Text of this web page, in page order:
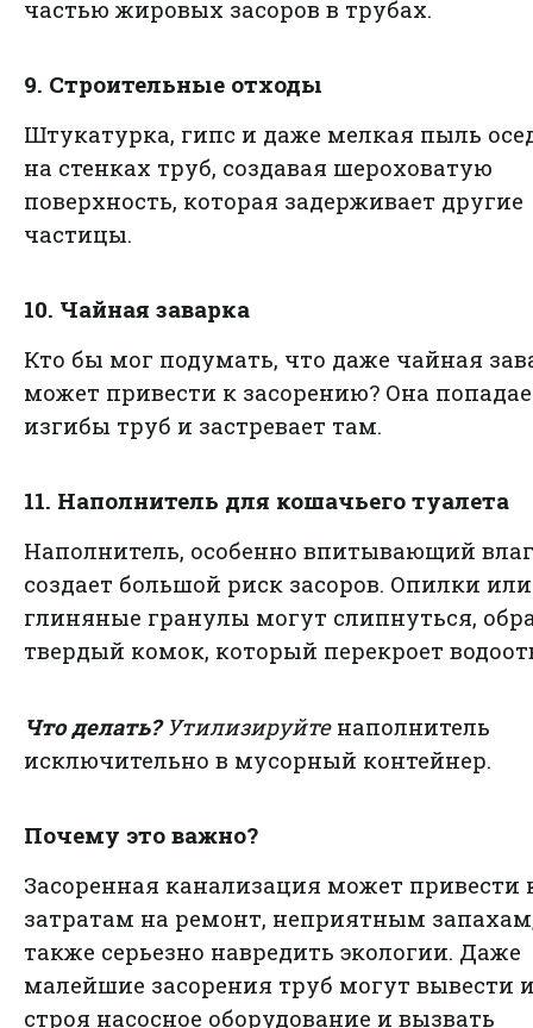
частью жировых засоров в трубах.
9. Строительные отходы
Штукатурка, гипс и даже мелкая пыль
на стенках труб, создавая шероховатую
поверхность, которая задерживает другие
частицы.
10. Чайная заварка
Кто бы мог подумать, что даже чайная
может привести к засорению? Она
изгибы труб и застревает там.
11. Наполнитель для кошачьего туалета
Наполнитель, особенно впитывающий
создает большой риск засоров. Опилки или
глиняные гранулы могут слипнуться,
твердый комок, который перекроет
Что делать?Утилизируйте наполнитель
исключительно в мусорный контейнер.
Почему это важно?
Засоренная канализация может привести
затратам на ремонт, неприятным
также серьезно навредить экологии. Даже
малейшие засорения труб могут вывести
строя насосное оборудование и вызвать